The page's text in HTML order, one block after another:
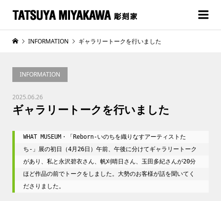
INFORMATION
2025.06.26
ギャラリートークを行いました
INFORMATION ギャラリートークを行いました
WHAT MUSEUM・「Reborn-いのちを織りなすアーティストた
ち-」展の初日（4月26日）午前、午後に分けてギャラリートーク
があり、私と永沢碧衣さん、帆刈晴日さん、玉田多紀さんが20分
ほど作品の前でトークをしました。大勢のお客様が話を聞いてく
ださりました。